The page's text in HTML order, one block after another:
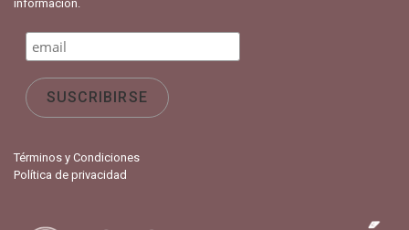
información.
Términos y Condiciones
Política de privacidad